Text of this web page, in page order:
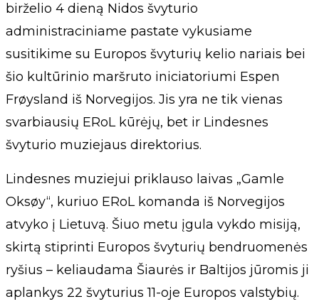
birželio 4 dieną Nidos švyturio
administraciniame pastate vykusiame
susitikime su Europos švyturių kelio nariais bei
šio kultūrinio maršruto iniciatoriumi Espen
Frøysland iš Norvegijos. Jis yra ne tik vienas
svarbiausių ERoL kūrėjų, bet ir Lindesnes
švyturio muziejaus direktorius.
Lindesnes muziejui priklauso laivas „Gamle
Oksøy“, kuriuo ERoL komanda iš Norvegijos
atvyko į Lietuvą. Šiuo metu įgula vykdo misiją,
skirtą stiprinti Europos švyturių bendruomenės
ryšius – keliaudama Šiaurės ir Baltijos jūromis ji
aplankys 22 švyturius 11-oje Europos valstybių.